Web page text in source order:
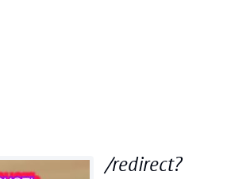
/redirect?